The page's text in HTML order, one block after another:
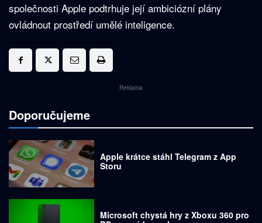
společnosti Apple podtrhuje její ambiciózní plány
ovládnout prostředí umělé inteligence.
Reklama
Doporučujeme
Apple krátce stáhl Telegram z App
Storu
Microsoft chystá hry z Xboxu 360 pro